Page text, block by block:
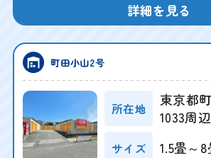
詳細を見る
町田小山2号
所在地
東京都
1033周辺
サイズ 1.5畳～8